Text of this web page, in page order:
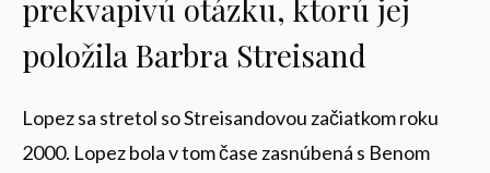
prekvapivú otázku, ktorú jej
položila Barbra Streisand
Lopez sa stretol so Streisandovou začiatkom roku
2000. Lopez bola v tom čase zasnúbená s Benom